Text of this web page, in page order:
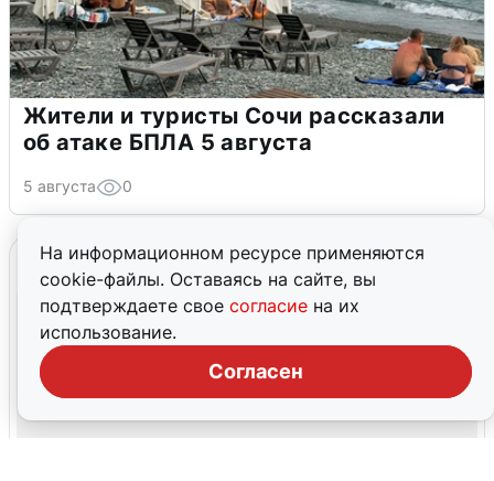
На информационном ресурсе применяются
cookie-файлы. Оставаясь на сайте, вы
подтверждаете свое согласие на их
использование.
Согласен
Жители и туристы Сочи рассказали
об атаке БПЛА 5 августа
5 августа 0